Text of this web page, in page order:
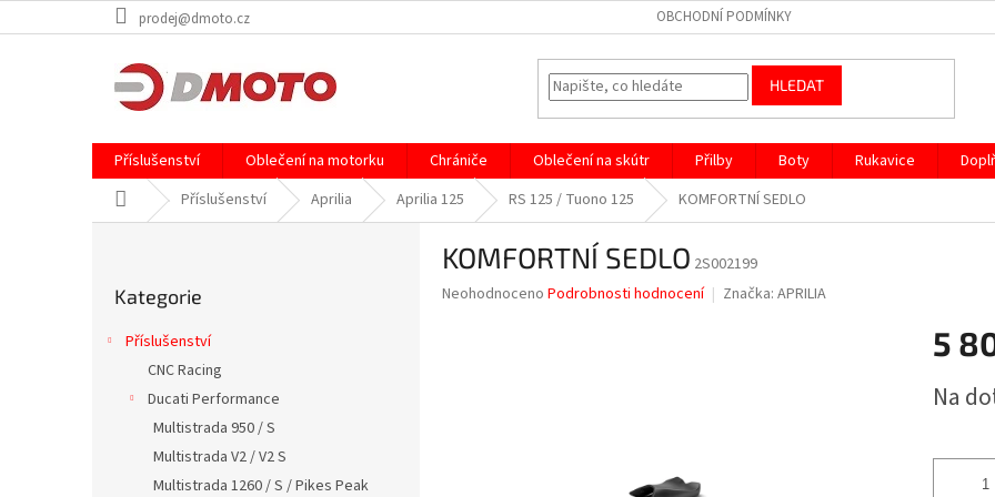
na
prodej@dmoto.cz OBCHODNÍ PODMÍNKY
HLEDAT
Příslušenství Oblečení na motorku Chrániče Oblečení na skútr Přilby Boty Rukavice
Domů Příslušenství Aprilia Aprilia 125 RS 125 / Tuono 125 KOMFORTNÍ SEDLO
kategorie
Kategorie
Příslušenství
CNC Racing
Ducati Performance
Multistrada 950 / S
Multistrada V2 / V2 S
Multistrada 1260 / S / Pikes Peak
KOMFORTNÍ SEDLO 2S002199
Průměrné
Neohodnoceno Podrobnosti hodnocení Značka: APRILIA
5
cena:
Na